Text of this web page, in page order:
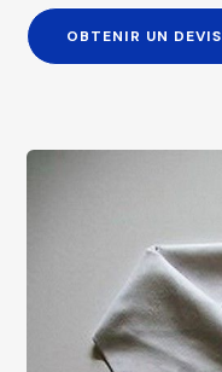
OBTENIR UN DEVIS